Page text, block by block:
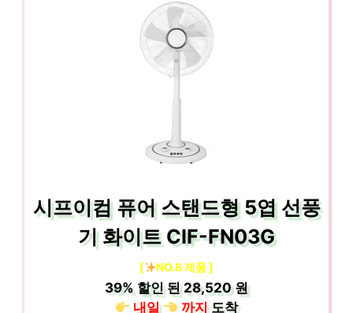
시프이컴 퓨어 스탠드형 5엽 선풍
기 화이트 CIF-FN03G
[ NO.8 제품 ]
39%할인 된28,520 원
내일
까지도착